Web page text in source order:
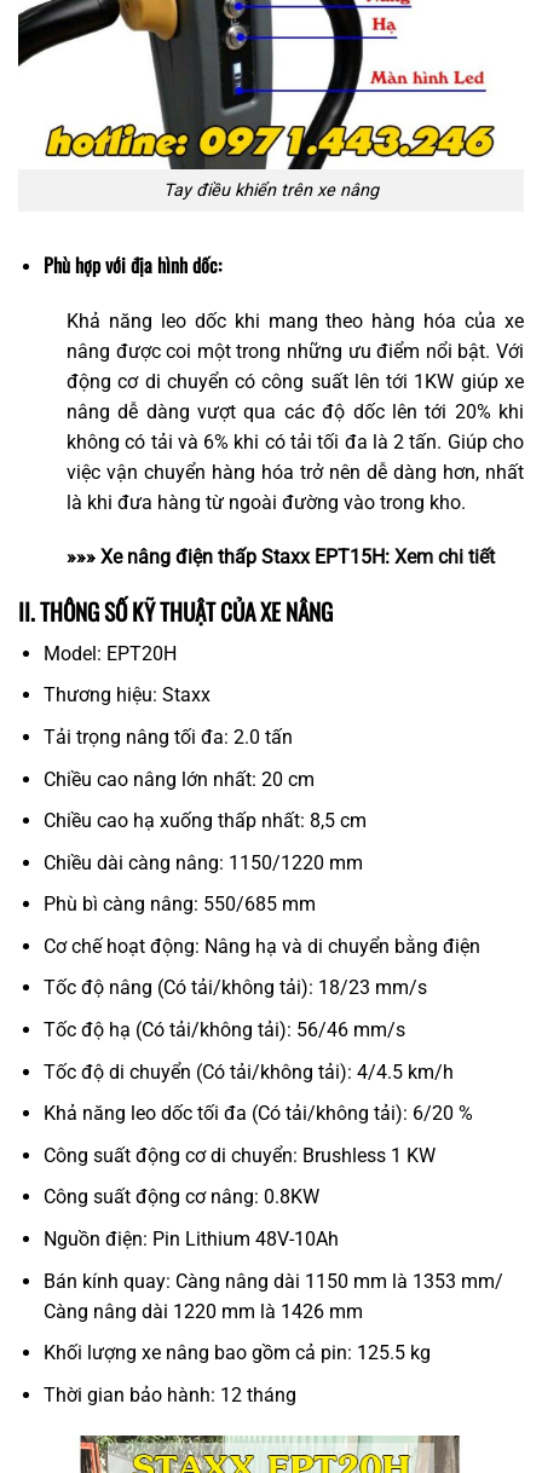
Tay điều khiển trên xe nâng
Phù hợp với địa hình dốc:
Khả năng leo dốc khi mang theo hàng hóa của xe
nâng được coi một trong những ưu điểm nổi bật. Với
động cơ di chuyển có công suất lên tới 1KW giúp xe
nâng dễ dàng vượt qua các độ dốc lên tới 20% khi
không có tải và 6% khi có tải tối đa là 2 tấn. Giúp cho
việc vận chuyển hàng hóa trở nên dễ dàng hơn, nhất
là khi đưa hàng từ ngoài đường vào trong kho.
»»» Xe nâng điện thấp Staxx EPT15H: Xem chi tiết
II. THÔNG SỐ KỸ THUẬT CỦA XE NÂNG
Model: EPT20H
Thương hiệu: Staxx
Tải trọng nâng tối đa: 2.0 tấn
Chiều cao nâng lớn nhất: 20 cm
Chiều cao hạ xuống thấp nhất: 8,5 cm
Chiều dài càng nâng: 1150/1220 mm
Phù bì càng nâng: 550/685 mm
Cơ chế hoạt động: Nâng hạ và di chuyển bằng điện
Tốc độ nâng (Có tải/không tải): 18/23 mm/s
Tốc độ hạ (Có tải/không tải): 56/46 mm/s
Tốc độ di chuyển (Có tải/không tải): 4/4.5 km/h
Khả năng leo dốc tối đa (Có tải/không tải): 6/20 %
Công suất động cơ di chuyển: Brushless 1 KW
Công suất động cơ nâng: 0.8KW
Nguồn điện: Pin Lithium 48V-10Ah
Bán kính quay: Càng nâng dài 1150 mm là 1353 mm/
Càng nâng dài 1220 mm là 1426 mm
Khối lượng xe nâng bao gồm cả pin: 125.5 kg
Thời gian bảo hành: 12 tháng